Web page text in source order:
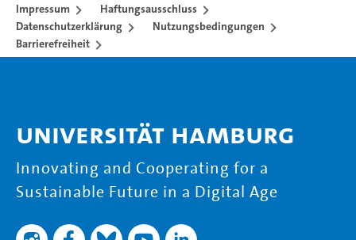
Impressum
Haftungsausschluss
Datenschutzerklärung
Nutzungsbedingungen
Barrierefreiheit
Universität Hamburg
Innovating and Cooperating for a
Sustainable Future in a Digital Age